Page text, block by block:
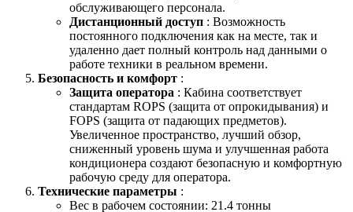
обслуживающего персонала.
Дистанционный доступ : Возможность
постоянного подключения как на месте, так и
удаленно дает полный контроль над данными о
работе техники в реальном времени.
Безопасность и комфорт :
Защита оператора : Кабина соответствует
стандартам ROPS (защита от опрокидывания) и
FOPS (защита от падающих предметов).
Увеличенное пространство, лучший обзор,
сниженный уровень шума и улучшенная работа
кондиционера создают безопасную и комфортную
рабочую среду для оператора.
Технические параметры :
Вес в рабочем состоянии: 21.4 тонны